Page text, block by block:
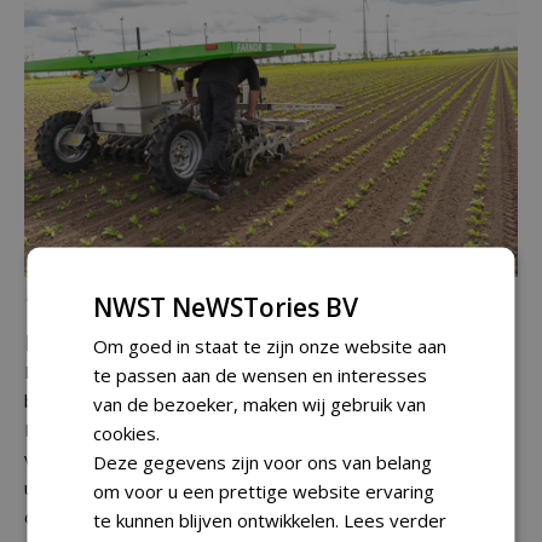
De Deense FarmDroid
FarmDroid
De land- en tuinbouw gaat de boomkwekerij voor met
betrekking tot de ontwikkeling van robottechnologie. De
FarmDroid FD 20 van het Deense FarmDroid ApS is een
voorbeeld van een autonome machine die twee taken kan
uitvoeren. Je kunt ermee zaaien, en in een later stadium in
de jonge teelt autonoom het onkruid verwijderen. Dit alles
NWST NeWSTories BV
Om goed in staat te zijn onze website aan
te passen aan de wensen en interesses
van de bezoeker, maken wij gebruik van
cookies.
Deze gegevens zijn voor ons van belang
om voor u een prettige website ervaring
te kunnen blijven ontwikkelen. Lees verder